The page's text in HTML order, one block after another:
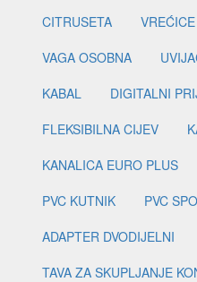
CITRUSETA
VAGA OSOBNA
KABAL
DIGITALNI
FLEKSIBILNA CIJEV
KANALICA EURO PLUS
PVC KUTNIK
PVC
ADAPTER DVODIJELNI
TAVA ZA SKUPLJANJE